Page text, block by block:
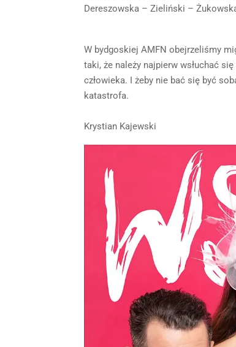
Dereszowska – Zieliński –
W bydgoskiej AMFN obejrzeliśmy
taki, że należy najpierw wsłuchać
człowieka. I żeby nie bać się być
katastrofa.
Krystian Kajewski